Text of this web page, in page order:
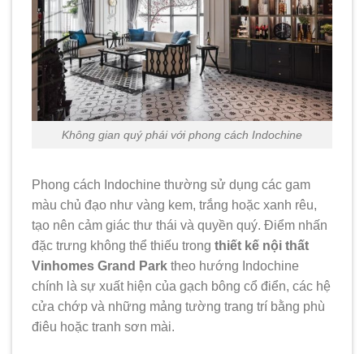
Không gian quý phái với phong cách Indochine
Phong cách Indochine thường sử dụng các gam
màu chủ đạo như vàng kem, trắng hoặc xanh rêu,
tạo nên cảm giác thư thái và quyền quý. Điểm nhấn
đặc trưng không thể thiếu trong thiết kế nội thất
Vinhomes Grand Park theo hướng Indochine
chính là sự xuất hiện của gạch bông cổ điển, các hệ
cửa chớp và những mảng tường trang trí bằng phù
điêu hoặc tranh sơn mài.